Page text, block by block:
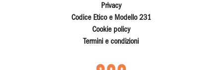
Privacy
Codice Etico e Modello 231
Cookie policy
Termini e condizioni